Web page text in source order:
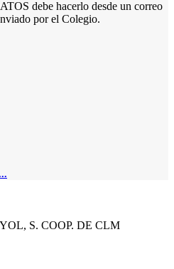
debe hacerlo desde un correo
por el Colegio.
S. COOP. DE CLM